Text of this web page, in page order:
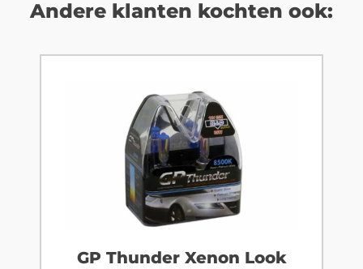
Andere klanten kochten ook:
GP Thunder Xenon Look